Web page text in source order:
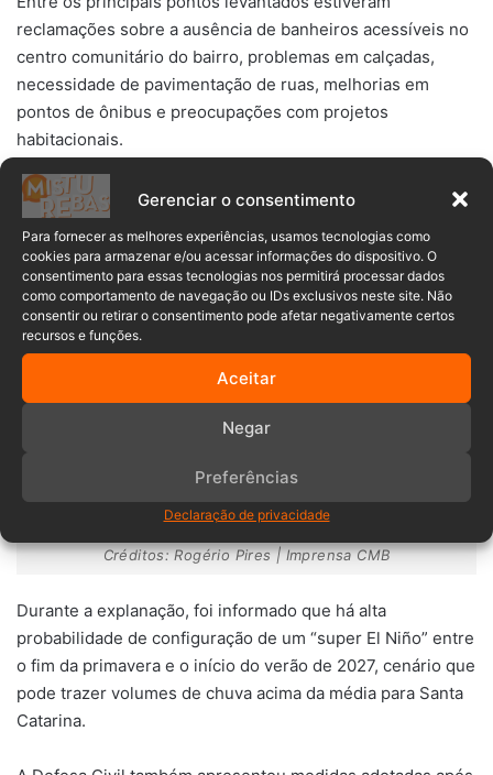
Gerenciar o consentimento
Para fornecer as melhores experiências, usamos tecnologias como
cookies para armazenar e/ou acessar informações do dispositivo. O
consentimento para essas tecnologias nos permitirá processar dados
como comportamento de navegação ou IDs exclusivos neste site. Não
consentir ou retirar o consentimento pode afetar negativamente certos
recursos e funções.
Aceitar
Negar
Preferências
Declaração de privacidade
reclamações sobre a ausência de banheiros acessíveis no
centro comunitário do bairro, problemas em calçadas,
necessidade de pavimentação de ruas, melhorias em
pontos de ônibus e preocupações com projetos
habitacionais.
Também foram citadas dificuldades no atendimento à
saúde, atrasos em sessões de fisioterapia e reclamações
envolvendo a qualidade da água.
Outro momento que chamou atenção foi a apresentação
feita pela Defesa Civil sobre o fenômeno El Niño. O
secretário municipalCarlos Menestrinae o meteorologista
detalharam os possíveis impactos para
Créditos: Rogério Pires | Imprensa CMB
Durante a explanação, foi informado que há alta
probabilidade de configuração de um “super El Niño” entre
o fim da primavera e o início do verão de 2027, cenário que
pode trazer volumes de chuva acima da média para Santa
Catarina.